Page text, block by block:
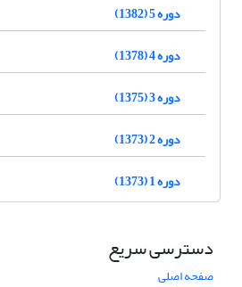
دوره 5 (1382)
دوره 4 (1378)
دوره 3 (1375)
دوره 2 (1373)
دوره 1 (1373)
دسترسی سریع
صفحه اصلی